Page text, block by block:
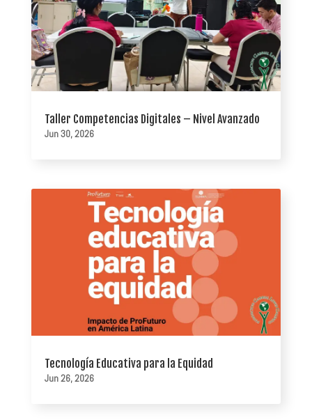
Taller Competencias Digitales – Nivel Avanzado
Jun 30, 2026
Tecnología Educativa para la Equidad
Jun 26, 2026